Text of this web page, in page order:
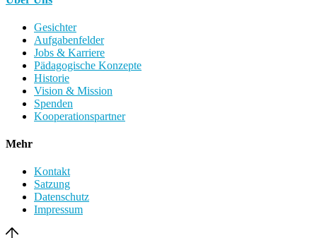
Gesichter
Aufgabenfelder
Jobs & Karriere
Pädagogische Konzepte
Historie
Vision & Mission
Spenden
Kooperationspartner
Mehr
Kontakt
Satzung
Datenschutz
Impressum